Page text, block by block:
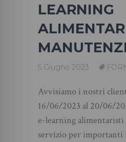
LEARNING
5 Giugno 2023
Avvisiamo i nostri
16/06/2023 al 20/06/
e-learning
servizio per